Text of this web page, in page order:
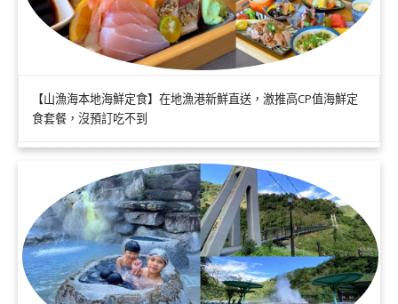
【山漁海本地海鮮定食】在地漁港新鮮直送，激推高CP值海鮮定
食套餐，沒預訂吃不到